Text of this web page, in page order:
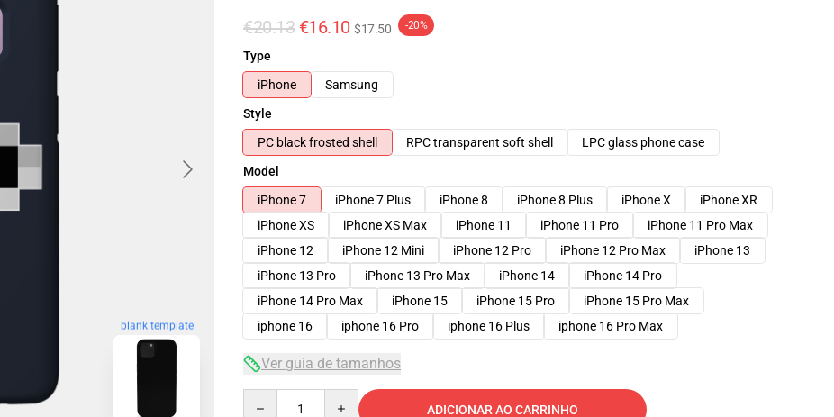
blank template
€20.13 €16.10 $17.50 -20%
Type
iPhone
Samsung
Style
PC black frosted shell
RPC transparent soft shell
LPC glass phone case
Model
iPhone 7
iPhone 7 Plus iPhone 8 iPhone 8 Plus iPhone X
iPhone XR
iPhone XS
iPhone XS Max iPhone 11 iPhone 11 Pro
iPhone 11 Pro Max
iPhone 12
iPhone 12 Mini iPhone 12 Pro iPhone 12 Pro Max
iPhone 13
iPhone 13 Pro
iPhone 13 Pro Max iPhone 14
iPhone 14 Pro
iPhone 14 Pro Max
iPhone 15 iPhone 15 Pro
iPhone 15 Pro Max
iphone 16
iphone 16 Pro iphone 16 Plus iphone 16 Pro Max
Ver guia de tamanhos
ADICIONAR AO CARRINHO